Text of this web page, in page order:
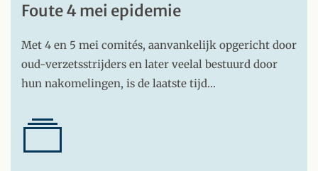
Foute 4 mei epidemie
Met 4 en 5 mei comités, aanvankelijk opgericht door
oud-verzetsstrijders en later veelal bestuurd door
hun nakomelingen, is de laatste tijd…